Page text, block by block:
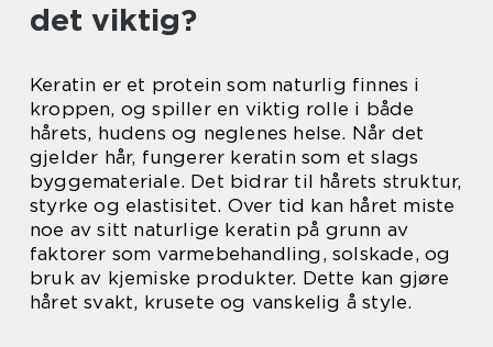
det viktig?
Keratin er et protein som naturlig finnes i
kroppen, og spiller en viktig rolle i både
hårets, hudens og neglenes helse. Når det
gjelder hår, fungerer keratin som et slags
byggemateriale. Det bidrar til hårets struktur,
styrke og elastisitet. Over tid kan håret miste
noe av sitt naturlige keratin på grunn av
faktorer som varmebehandling, solskade, og
bruk av kjemiske produkter. Dette kan gjøre
håret svakt, krusete og vanskelig å style.